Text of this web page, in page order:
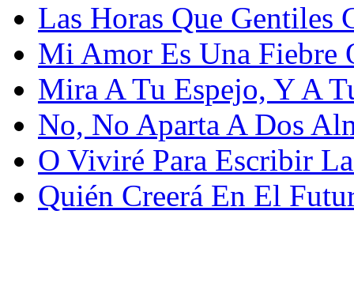
Las Horas Que Gentiles
Mi Amor Es Una Fiebre
Mira A Tu Espejo, Y A
No, No Aparta A Dos
O Viviré Para Escribir
Quién Creerá En El